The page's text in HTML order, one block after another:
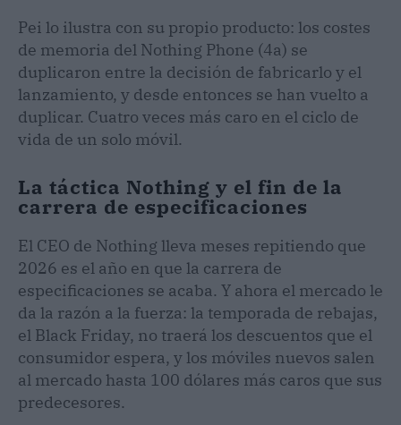
Pei lo ilustra con su propio producto: los costes
de memoria del Nothing Phone (4a) se
duplicaron entre la decisión de fabricarlo y el
lanzamiento, y desde entonces se han vuelto a
duplicar. Cuatro veces más caro en el ciclo de
vida de un solo móvil.
La táctica Nothing y el fin de la
carrera de especificaciones
El CEO de Nothing lleva meses repitiendo que
2026 es el año en que la carrera de
especificaciones se acaba. Y ahora el mercado le
da la razón a la fuerza: la temporada de rebajas,
el Black Friday, no traerá los descuentos que el
consumidor espera, y los móviles nuevos salen
al mercado hasta 100 dólares más caros que sus
predecesores.